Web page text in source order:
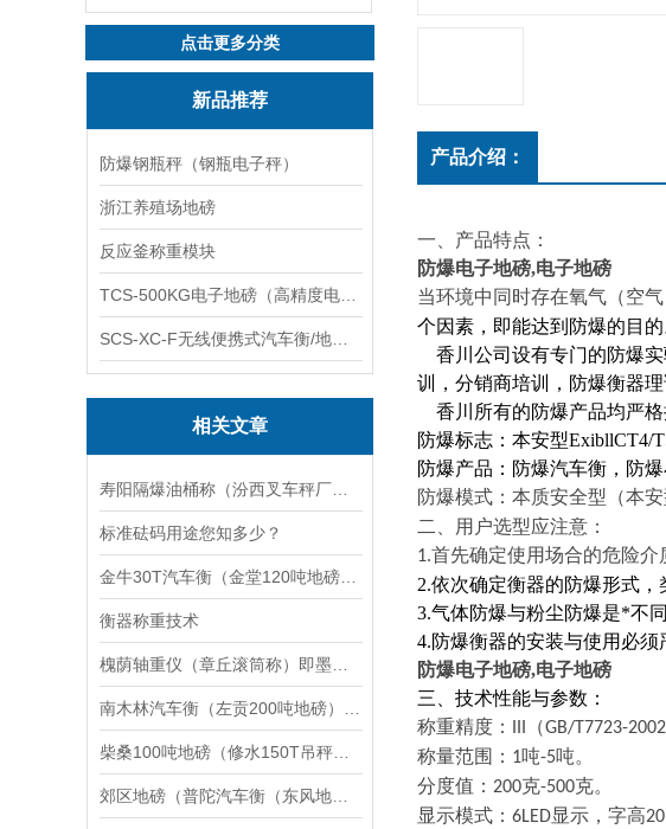
点击更多分类
新品推荐
防爆钢瓶秤（钢瓶电子秤）
浙江养殖场地磅
反应釜称重模块
相关文章
标准砝码用途您知多少？
衡器称重技术
产品介绍：
一、产品特点：
防爆电子地磅,电子地磅
当环境中同时存在氧气 （ 空气
个因素，即能达到防爆的目
香川公司设有专门的防爆
训，分销商培训，防爆衡器
香川所有的防爆产品均严
防爆标志：本安型ExibllCT4/
防爆产品：防爆汽车衡，防
防爆模式：本质安全型 （本
二、用户选型应注意：
1.首先确定使用场合的危险介
2.依次确定衡器的防爆形式，
3.气体防爆与粉尘防爆是*不
4.防爆衡器的安装与使用必
防爆电子地磅,电子地磅
三、技术性能与参数：
称重精度：
III（GB/T7723-2002
称量范围： 1吨-5吨。
分度值： 200克-500克。
显示模式： 6LED显示，字高